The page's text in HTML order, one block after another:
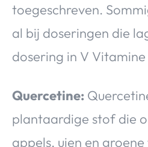
toegeschreven.
al bij doseringen die
dosering in V Vitamine
Quercetine:
plantaardige stof die
appels, uien en